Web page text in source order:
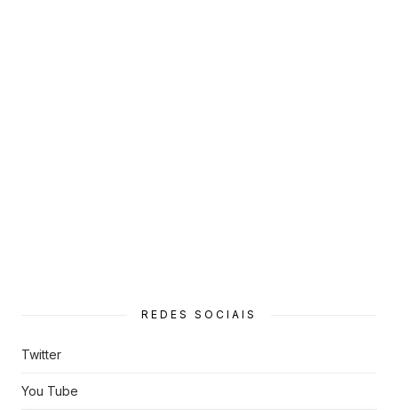
REDES SOCIAIS
Twitter
You Tube